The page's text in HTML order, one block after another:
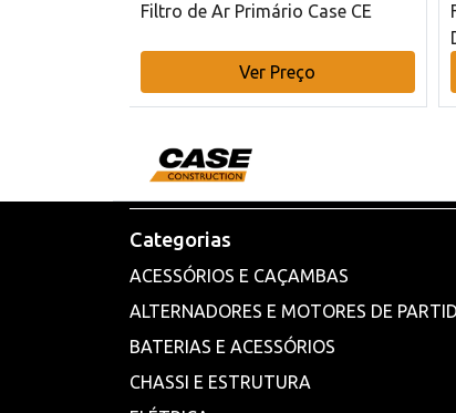
Filtro de Ar Primário Case CE
Ver Preço
Categorias
ACESSÓRIOS E CAÇAMBAS
ALTERNADORES E MOTORES DE
BATERIAS E ACESSÓRIOS
CHASSI E ESTRUTURA